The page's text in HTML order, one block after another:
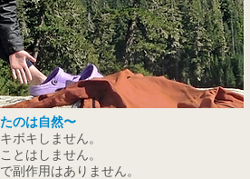
のは自然〜
ボキしません。
とはしません。
副作用はありません。